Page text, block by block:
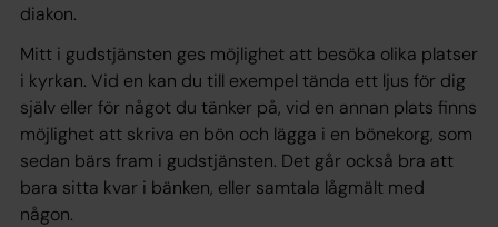
diakon.
Mitt i gudstjänsten ges möjlighet att besöka olika platser
i kyrkan. Vid en kan du till exempel tända ett ljus för dig
själv eller för något du tänker på, vid en annan plats finns
möjlighet att skriva en bön och lägga i en bönekorg, som
sedan bärs fram i gudstjänsten. Det går också bra att
bara sitta kvar i bänken, eller samtala lågmält med
någon.